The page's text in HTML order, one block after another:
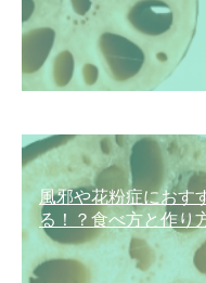
風邪や花粉症におす
る！？食べ方と作り